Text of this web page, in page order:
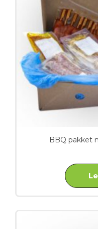
BBQ pakket